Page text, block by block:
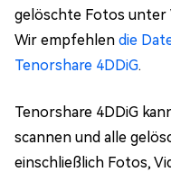
gelöschte Fotos unter
Wir empfehlen die
Tenorshare 4DDiG.
Tenorshare 4DDiG
scannen und alle
einschließlich Fotos,